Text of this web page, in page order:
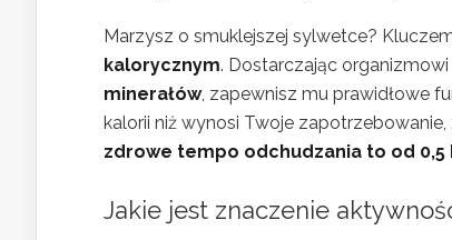
Marzysz o smuklejszej sylwetce?
kalorycznym. Dostarczając
minerałów, zapewnisz mu prawidłowe
kalorii niż wynosi Twoje
zdrowe tempo odchudzania to od 0,5
Jakie jest znaczenie